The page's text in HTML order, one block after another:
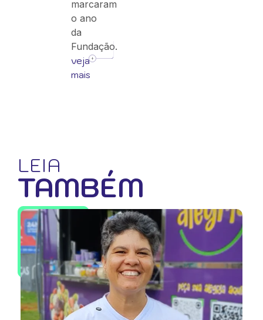
marcaram
o ano
da
Fundação.
veja
mais
LEIA
TAMBÉM